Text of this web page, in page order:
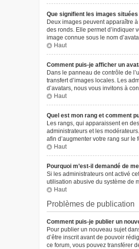
Que signifient les images
Deux images peuvent apparaître
des ronds. Elle permet d’indiquer
image connue sous le nom
Haut
Comment puis-je afficher un
Dans le panneau de contrôle de
transfert d’images locales. Les
d’avatars, nous vous invitons à
Haut
Quel est mon rang et comment
Les rangs, qui apparaissent en
administrateurs et les
afin d’augmenter votre rang sur
Haut
Pourquoi m’est-il demandé de
Si les administrateurs ont activé
utilisation abusive du système de
Haut
Problèmes de publication
Comment puis-je publier un
Pour publier un nouveau sujet
d’être inscrit avant de pouvoir
ce forum, vous pouvez transférer